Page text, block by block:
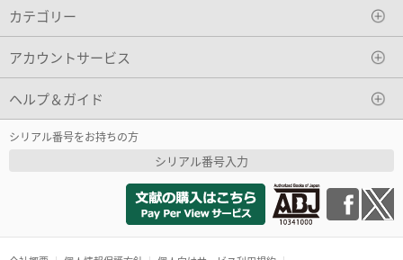
カテゴリー
アカウントサービス
ヘルプ＆ガイド
シリアル番号をお持ちの方
シリアル番号入力